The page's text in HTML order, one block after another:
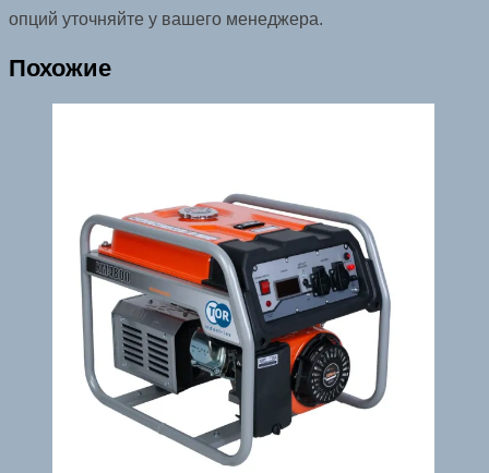
опций уточняйте у вашего менеджера.
Похожие